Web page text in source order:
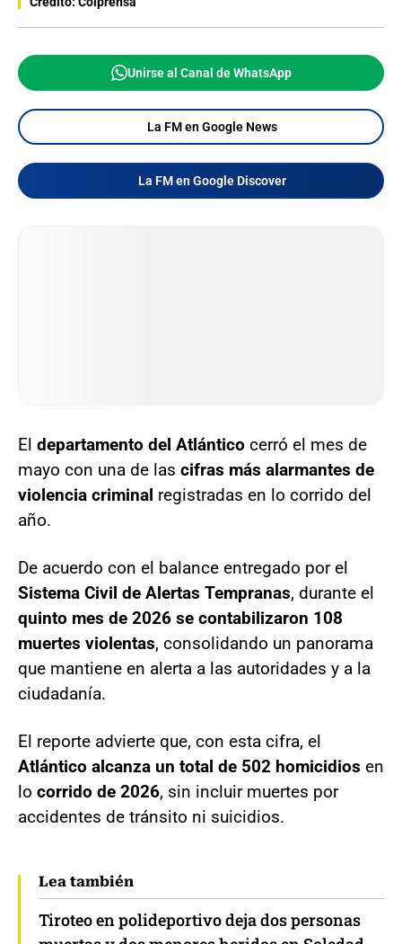
Unirse al Canal de WhatsApp
La FM en Google News
La FM en Google Discover
El departamento del Atlántico cerró el mes de
mayo con una de las cifras más alarmantes de
violencia criminal registradas en lo corrido del
año.
De acuerdo con el balance entregado por el
Sistema Civil de Alertas Tempranas, durante el
quinto mes de 2026 se contabilizaron 108
muertes violentas, consolidando un panorama
que mantiene en alerta a las autoridades y a la
ciudadanía.
El reporte advierte que, con esta cifra, el
Atlántico alcanza un total de 502 homicidios en
lo corrido de 2026, sin incluir muertes por
accidentes de tránsito ni suicidios.
Lea también
Tiroteo en polideportivo deja dos personas